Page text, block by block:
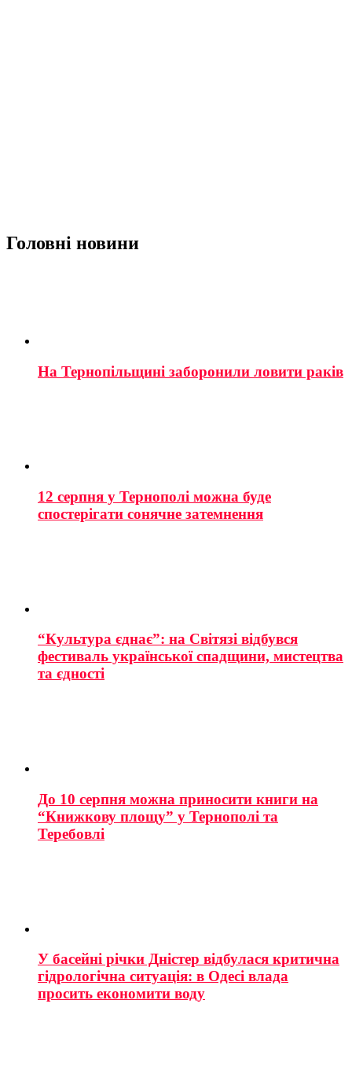
Головні новини
На Тернопільщині заборонили ловити раків
12 серпня у Тернополі можна буде
спостерігати сонячне затемнення
“Культура єднає”: на Світязі відбувся
фестиваль української спадщини, мистецтва
та єдності
До 10 серпня можна приносити книги на
“Книжкову площу” у Тернополі та
Теребовлі
У басейні річки Дністер відбулася критична
гідрологічна ситуація: в Одесі влада
просить економити воду